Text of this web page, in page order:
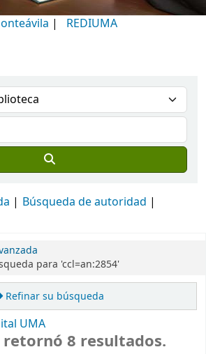
| REDIUMA
Búsqueda de autoridad
para 'ccl=an:2854'
Refinar su búsqueda
UMA
retornó 8 resultados.